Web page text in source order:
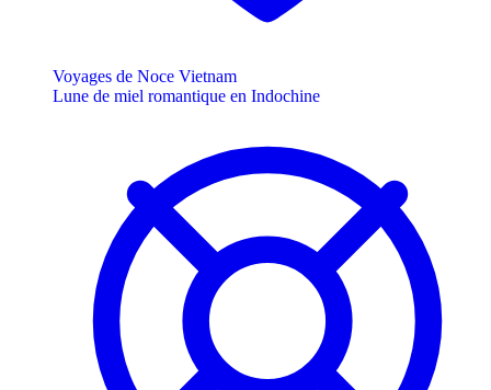
Voyages de Noce Vietnam
Lune de miel romantique en Indochine